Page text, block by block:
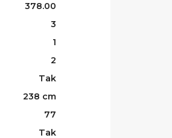
378.00
3
1
2
Tak
238 cm
77
Tak